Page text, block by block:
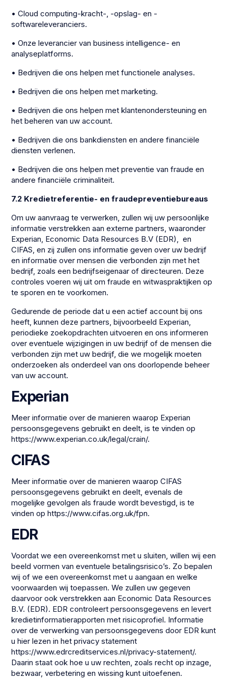
• Cloud computing-kracht-, -opslag- en -
softwareleveranciers.
• Onze leverancier van business intelligence- en
analyseplatforms.
• Bedrijven die ons helpen met functionele analyses.
• Bedrijven die ons helpen met marketing.
• Bedrijven die ons helpen met klantenondersteuning en
het beheren van uw account.
• Bedrijven die ons bankdiensten en andere financiële
diensten verlenen.
• Bedrijven die ons helpen met preventie van fraude en
andere financiële criminaliteit.
7.2 Kredietreferentie- en fraudepreventiebureaus
Om uw aanvraag te verwerken, zullen wij uw persoonlijke
informatie verstrekken aan externe partners, waaronder
Experian, Economic Data Resources B.V (EDR), en
CIFAS, en zij zullen ons informatie geven over uw bedrijf
en informatie over mensen die verbonden zijn met het
bedrijf, zoals een bedrijfseigenaar of directeuren. Deze
controles voeren wij uit om fraude en witwaspraktijken op
te sporen en te voorkomen.
Gedurende de periode dat u een actief account bij ons
heeft, kunnen deze partners, bijvoorbeeld Experian,
periodieke zoekopdrachten uitvoeren en ons informeren
over eventuele wijzigingen in uw bedrijf of de mensen die
verbonden zijn met uw bedrijf, die we mogelijk moeten
onderzoeken als onderdeel van ons doorlopende beheer
van uw account.
Experian
Meer informatie over de manieren waarop Experian
persoonsgegevens gebruikt en deelt, is te vinden op
https://www.experian.co.uk/legal/crain/.
CIFAS
Meer informatie over de manieren waarop CIFAS
persoonsgegevens gebruikt en deelt, evenals de
mogelijke gevolgen als fraude wordt bevestigd, is te
vinden op https://www.cifas.org.uk/fpn.
EDR
Voordat we een overeenkomst met u sluiten, willen wij een
beeld vormen van eventuele betalingsrisico’s. Zo bepalen
wij of we een overeenkomst met u aangaan en welke
voorwaarden wij toepassen. We zullen uw gegeven
daarvoor ook verstrekken aan Economic Data Resources
B.V. (EDR). EDR controleert persoonsgegevens en levert
kredietinformatierapporten met risicoprofiel. Informatie
over de verwerking van persoonsgegevens door EDR kunt
u hier lezen in het privacy statement
https://www.edrcreditservices.nl/privacy-statement/.
Daarin staat ook hoe u uw rechten, zoals recht op inzage,
bezwaar, verbetering en wissing kunt uitoefenen.